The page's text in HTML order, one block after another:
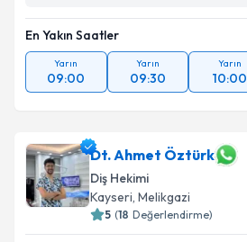
En Yakın Saatler
Yarın
09:00
Yarın
09:30
Yarın
10:00
Dt. Ahmet Öztürk
Diş Hekimi
Kayseri, Melikgazi
5 (18 Değerlendirme)